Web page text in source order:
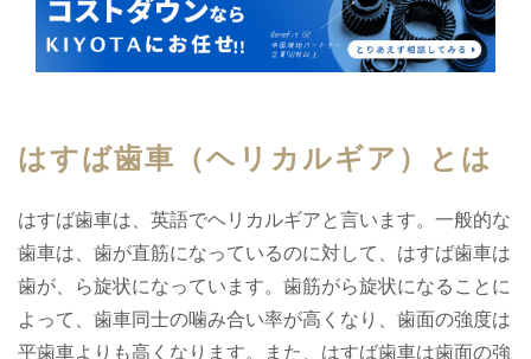
はすば歯車（ヘリカルギア）とは
はすば歯車は、英語でヘリカルギアと言います。一般的な
歯車は、歯が直筋になっているのに対して、はすば歯車は
歯が、ら旋状になっています。歯筋がら旋状になることに
よって、歯車同士の噛み合い率が高くなり、歯面の強度は
平歯車よりも高くなります。また、はすば歯車は歯面の強